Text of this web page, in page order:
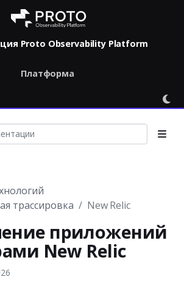
Proto Observability Platform
Платформа
трассировка
New Relic
приложений
New Relic